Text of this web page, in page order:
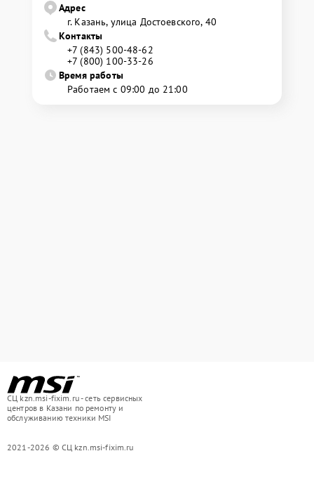
Адрес
г. Казань, улица Достоевского, 40
Контакты
+7 (843) 500-48-62
+7 (800) 100-33-26
Время работы
Работаем с 09:00 до 21:00
СЦ kzn.msi-fixim.ru - сеть сервисных
центров в Казани по ремонту и
обслуживанию техники MSI
2021-2026 © СЦ kzn.msi-fixim.ru